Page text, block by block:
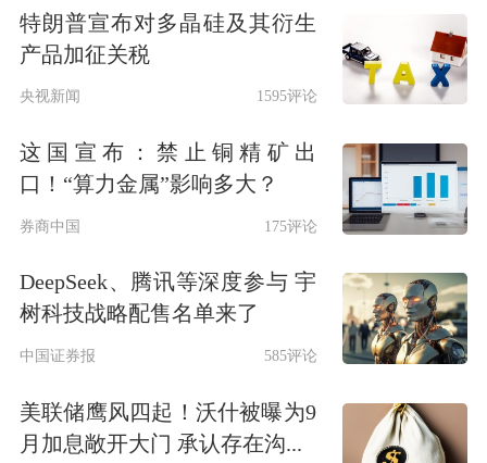
特朗普宣布对多晶硅及其衍生
产品加征关税
央视新闻 1595评论
这国宣布：禁止铜精矿出
口！“算力金属”影响多大？
券商中国 175评论
DeepSeek、腾讯等深度参与 宇
树科技战略配售名单来了
中国证券报 585评论
美联储鹰风四起！沃什被曝为9
月加息敞开大门 承认存在沟...